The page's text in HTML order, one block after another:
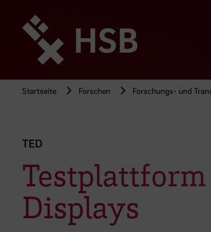
Seiteninhalt
springen
Startseite Forschen Forschungs- und
TED
Displays